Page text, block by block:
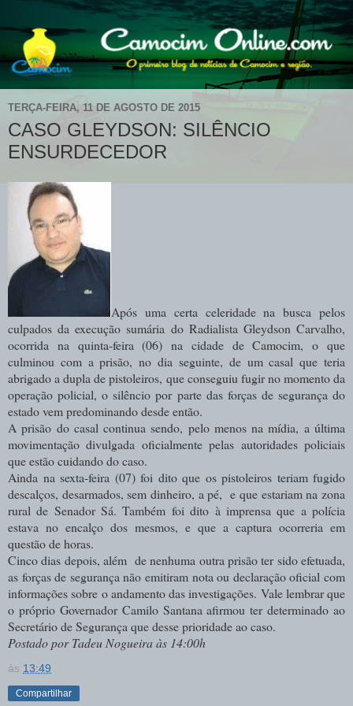
TERÇA-FEIRA, 11 DE AGOSTO DE 2015
CASO GLEYDSON: SILÊNCIO
ENSURDECEDOR
Após uma certa celeridade na busca pelos
culpados da execução sumária do Radialista Gleydson Carvalho,
ocorrida na quinta-feira (06) na cidade de Camocim, o que
culminou com a prisão, no dia seguinte, de um casal que teria
abrigado a dupla de pistoleiros, que conseguiu fugir no momento da
operação policial, o silêncio por parte das forças de segurança do
estado vem predominando desde então.
A prisão do casal continua sendo, pelo menos na mídia, a última
movimentação divulgada oficialmente pelas autoridades policiais
que estão cuidando do caso.
Ainda na sexta-feira (07) foi dito que os pistoleiros teriam fugido
descalços, desarmados, sem dinheiro, a pé, e que estariam na zona
rural de Senador Sá. Também foi dito à imprensa que a polícia
estava no encalço dos mesmos, e que a captura ocorreria em
questão de horas.
Cinco dias depois, além de nenhuma outra prisão ter sido efetuada,
as forças de segurança não emitiram nota ou declaração oficial com
informações sobre o andamento das investigações. Vale lembrar que
o próprio Governador Camilo Santana afirmou ter determinado ao
Secretário de Segurança que desse prioridade ao caso.
Postado por Tadeu Nogueira às 14:00h
às 13:49
Compartilhar